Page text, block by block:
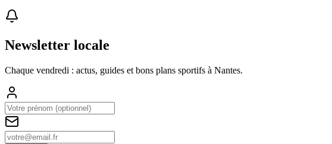
Newsletter locale
Chaque vendredi : actus, guides et bons plans sportifs à Nantes.